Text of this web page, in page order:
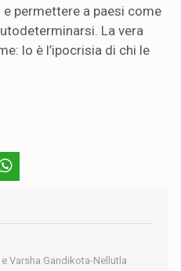
permettere a paesi come
La vera
lo è l’ipocrisia di chi le
Varsha Gandikota-Nellutla